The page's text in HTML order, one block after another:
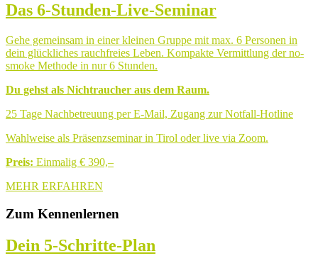
Das 6-Stunden-Live-Seminar
Gehe gemeinsam in einer kleinen Gruppe mit max. 6 Personen in
dein glückliches rauchfreies Leben. Kompakte Vermittlung der no-
smoke Methode in nur 6 Stunden.
Du gehst als Nichtraucher aus dem Raum.
25 Tage Nachbetreuung per E-Mail, Zugang zur Notfall-Hotline
Wahlweise als Präsenzseminar in Tirol oder live via Zoom.
Preis: Einmalig € 390,–
MEHR ERFAHREN
Zum Kennenlernen
Dein 5-Schritte-Plan